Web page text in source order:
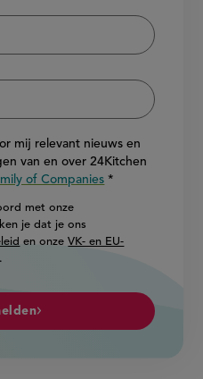
mij relevant nieuws en
van en over 24Kitchen
of Companies
met onze
je dat je ons
en onzeVK- en EU-